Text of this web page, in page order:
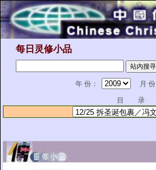
每日灵修小品
年 份：
月 份
目 录